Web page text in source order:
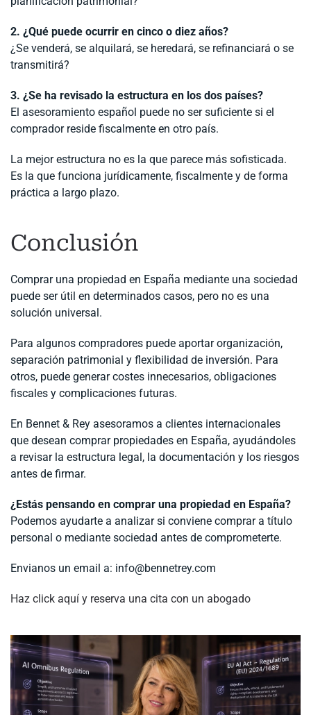
2. ¿Qué puede ocurrir en cinco o diez años?
¿Se venderá, se alquilará, se heredará, se refinanciará o se
transmitirá?
3. ¿Se ha revisado la estructura en los dos países?
El asesoramiento español puede no ser suficiente si el
comprador reside fiscalmente en otro país.
La mejor estructura no es la que parece más sofisticada.
Es la que funciona jurídicamente, fiscalmente y de forma
práctica a largo plazo.
Conclusión
Comprar una propiedad en España mediante una sociedad
puede ser útil en determinados casos, pero no es una
solución universal.
Para algunos compradores puede aportar organización,
separación patrimonial y flexibilidad de inversión. Para
otros, puede generar costes innecesarios, obligaciones
fiscales y complicaciones futuras.
En Bennet & Rey asesoramos a clientes internacionales
que desean comprar propiedades en España, ayudándoles
a revisar la estructura legal, la documentación y los riesgos
antes de firmar.
¿Estás pensando en comprar una propiedad en España?
Podemos ayudarte a analizar si conviene comprar a título
personal o mediante sociedad antes de comprometerte.
Envianos un email a: info@bennetrey.com
Haz click aquí y reserva una cita con un abogado